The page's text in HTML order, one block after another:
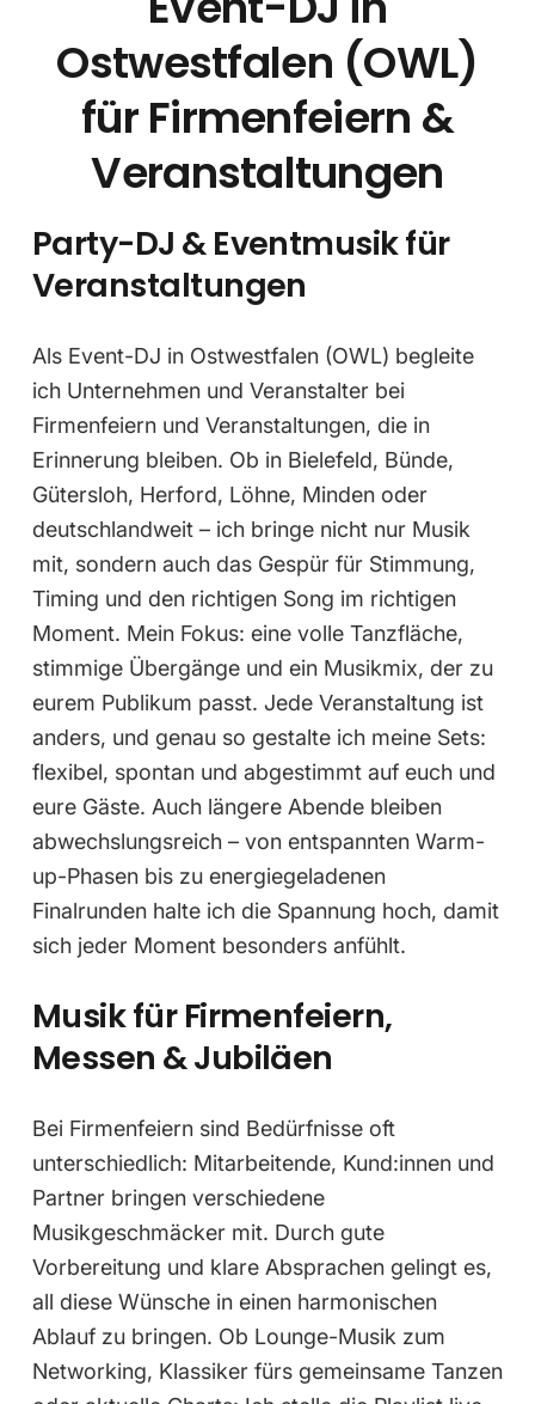
Ostwestfalen (OWL)
für Firmenfeiern &
Veranstaltungen
Party-DJ & Eventmusik für
Veranstaltungen
Als Event-DJ in Ostwestfalen (OWL) begleite
ich Unternehmen und Veranstalter bei
Firmenfeiern und Veranstaltungen, die in
Erinnerung bleiben. Ob in Bielefeld, Bünde,
Gütersloh, Herford, Löhne, Minden oder
deutschlandweit – ich bringe nicht nur Musik
mit, sondern auch das Gespür für Stimmung,
Timing und den richtigen Song im richtigen
Moment. Mein Fokus: eine volle Tanzfläche,
stimmige Übergänge und ein Musikmix, der zu
eurem Publikum passt. Jede Veranstaltung ist
anders, und genau so gestalte ich meine Sets:
flexibel, spontan und abgestimmt auf euch und
eure Gäste. Auch längere Abende bleiben
abwechslungsreich – von entspannten Warm-
up-Phasen bis zu energiegeladenen
Finalrunden halte ich die Spannung hoch, damit
sich jeder Moment besonders anfühlt.
Musik für Firmenfeiern,
Messen & Jubiläen
Bei Firmenfeiern sind Bedürfnisse oft
unterschiedlich: Mitarbeitende, Kund:innen und
Partner bringen verschiedene
Musikgeschmäcker mit. Durch gute
Vorbereitung und klare Absprachen gelingt es,
all diese Wünsche in einen harmonischen
Ablauf zu bringen. Ob Lounge-Musik zum
Networking, Klassiker fürs gemeinsame Tanzen